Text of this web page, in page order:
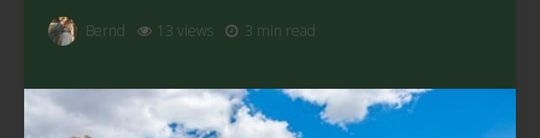
Bernd 13 views 3 min read